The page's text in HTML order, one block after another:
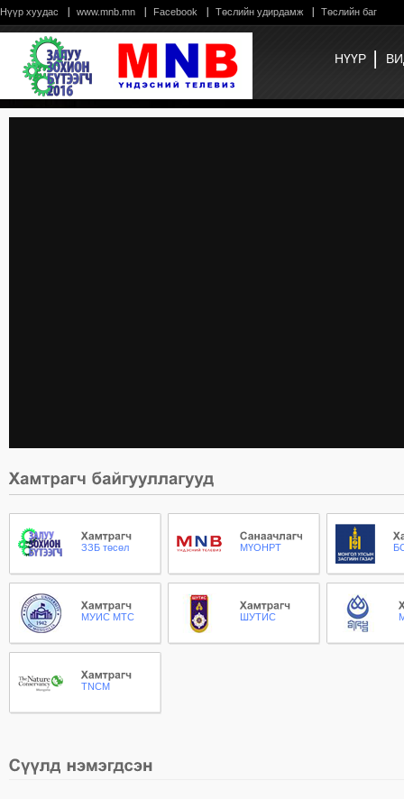
Нүүр хуудас www.mnb.mn Facebook Төслийн удирдамж Төслийн баг
НҮҮР
ЗЗБ төсөл МҮОНРТ
МУИС МТС ШУТИС
TNCM